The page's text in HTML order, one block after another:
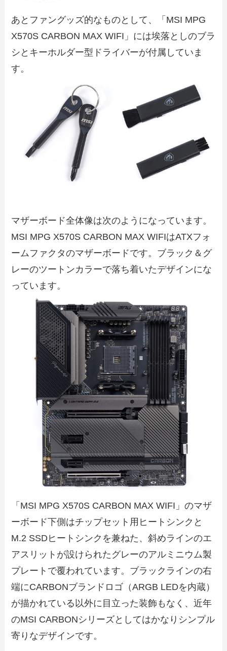
あとファングッズ的なものとして、「MSI MPG
X570S CARBON MAX WIFI」には埃落としのブラ
シとキーホルダー型ドライバーが付属していま
す。
マザーボード全体像は次のようになっています。
MSI MPG X570S CARBON MAX WIFIはATXフォ
ームファクタのマザーボードです。ブラック＆グ
レーのツートンカラーで落ち着いたデザインにな
っています。
「MSI MPG X570S CARBON MAX WIFI」のマザ
ーボード下側はチップセット用ヒートシンクと
M.2 SSDヒートシンクを兼ねた、斜めラインのエ
アスリットが設けられたグレーのアルミニウム製
プレートで覆われています。ブラックラインの右
端にCARBONブランドロゴ（ARGB LEDを内蔵）
が描かれている以外に目立った装飾もなく、近年
のMSI CARBONシリーズとしてはかなりシンプル
寄りなデザインです。